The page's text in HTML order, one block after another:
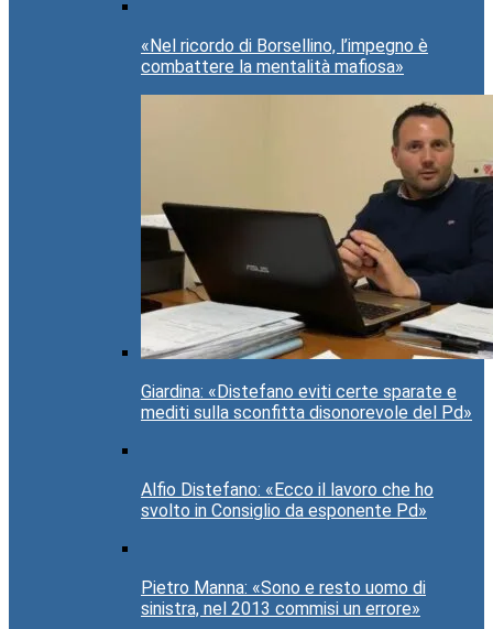
«Nel ricordo di Borsellino, l’impegno è
combattere la mentalità mafiosa»
Giardina: «Distefano eviti certe sparate e
mediti sulla sconfitta disonorevole del Pd»
Alfio Distefano: «Ecco il lavoro che ho
svolto in Consiglio da esponente Pd»
Pietro Manna: «Sono e resto uomo di
sinistra, nel 2013 commisi un errore»